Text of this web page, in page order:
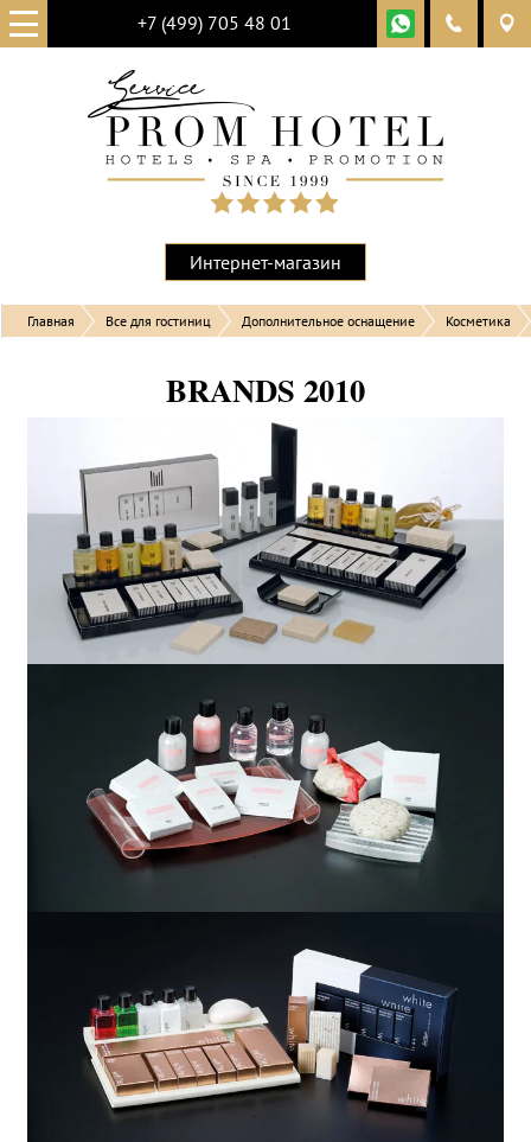
+7 (499) 705 48 01
Интернет-магазин
Главная Все для гостиниц Дополнительное оснащение Косметика
BRANDS 2010